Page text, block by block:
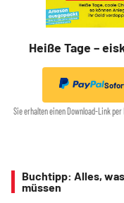
Heiße Tage –
Sie erhalten einen Download-Link
Buchtipp: Alles,
müssen